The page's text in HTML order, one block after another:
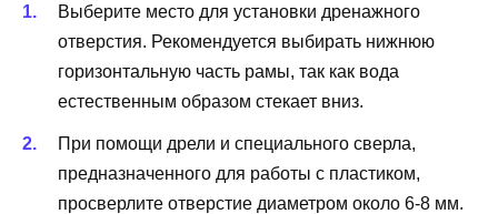
Выберите место для установки дренажного
отверстия. Рекомендуется выбирать нижнюю
горизонтальную часть рамы, так как вода
естественным образом стекает вниз.
При помощи дрели и специального сверла,
предназначенного для работы с пластиком,
просверлите отверстие диаметром около 6-8 мм.